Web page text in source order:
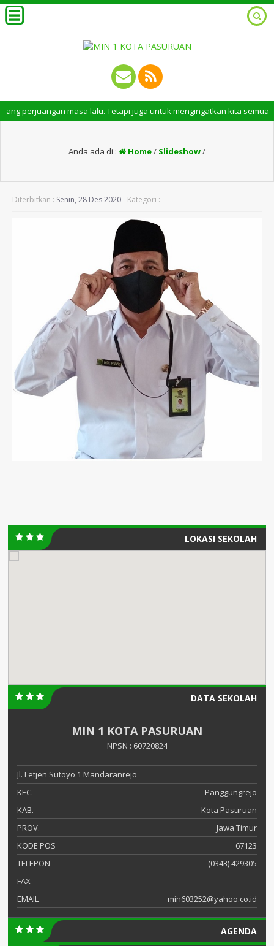
masa lalu. Tetapi juga untuk mengingatkan kita semua
Anda ada di : Home/ Slideshow/
Diterbitkan : Senin, 28 Des 2020- Kategori :
LOKASI SEKOLAH
DATA SEKOLAH
MIN 1 KOTA PASURUAN
NPSN : 60720824
Jl. Letjen Sutoyo 1 Mandaranrejo
KEC.
Panggungrejo
KAB.
Kota Pasuruan
PROV.
Jawa Timur
KODE POS
67123
TELEPON
(0343) 429305
FAX
-
EMAIL
min603252@yahoo.co.id
AGENDA